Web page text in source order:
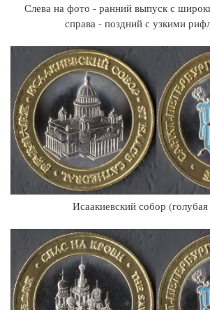
Слева на фото - ранний выпуск с
справа - поздний с узкими
Исаакиевский собор